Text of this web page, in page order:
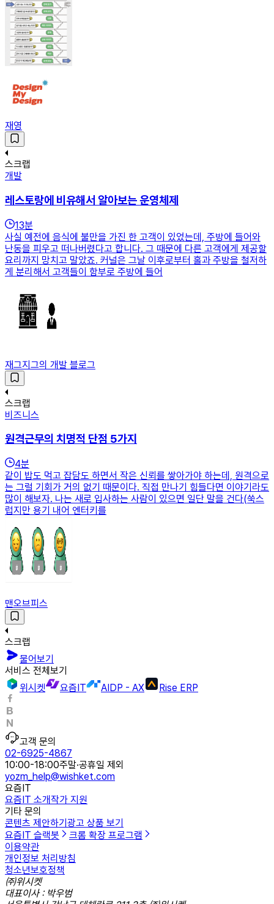
재영
스크랩
개발
레스토랑에 비유해서 알아보는 운영체제
13분
사실 예전에 음식에 불만을 가진 한 고객이 있었는데, 주방에 들어와
난동을 피우고 떠나버렸다고 합니다. 그 때문에 다른 고객에게 제공할
요리까지 망치고 말았죠. 커널은 그날 이후로부터 홀과 주방을 철저하
게 분리해서 고객들이 함부로 주방에 들어
재그지그의 개발 블로그
스크랩
비즈니스
원격근무의 치명적 단점 5가지
4분
같이 밥도 먹고 잡담도 하면서 작은 신뢰를 쌓아가야 하는데, 원격으로
는 그럴 기회가 거의 없기 때문이다. 직접 만나기 힘들다면 이야기라도
많이 해보자. 나는 새로 입사하는 사람이 있으면 일단 말을 건다(쑥스
럽지만 용기 내어 엔터키를
맨오브피스
스크랩
물어보기
서비스 전체보기
위시켓
요즘IT AIDP - AX Rise ERP
고객 문의
02-6925-4867
10:00-18:00주말·공휴일 제외
yozm_help@wishket.com
요즘IT
요즘IT 소개작가 지원
기타 문의
콘텐츠 제안하기 광고 상품 보기
요즘IT 슬랙봇
크롬 확장 프로그램
이용약관
개인정보 처리방침
청소년보호정책
㈜위시켓
대표이사 : 박우범